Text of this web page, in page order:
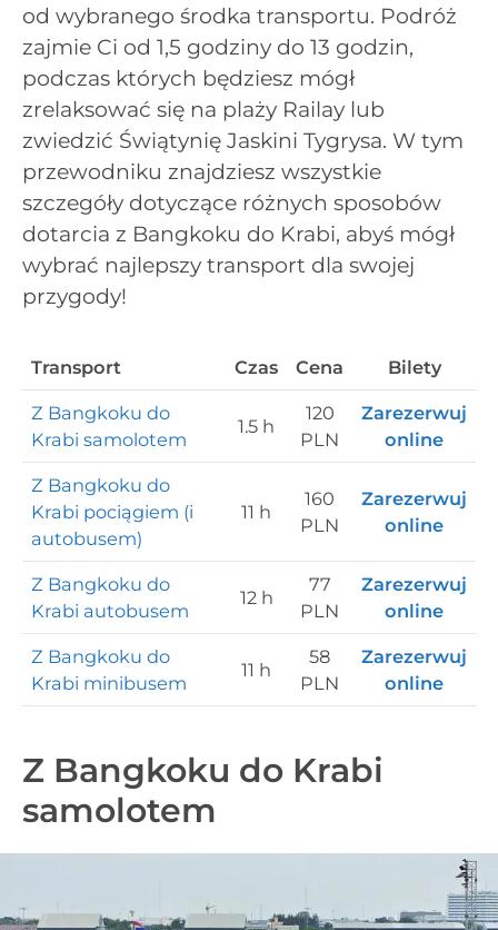
od wybranego środka transportu. Podróż
zajmie Ci od 1,5 godziny do 13 godzin,
podczas których będziesz mógł
zrelaksować się na plaży Railay lub
zwiedzić Świątynię Jaskini Tygrysa. W tym
przewodniku znajdziesz wszystkie
szczegóły dotyczące różnych sposobów
dotarcia z Bangkoku do Krabi, abyś mógł
wybrać najlepszy transport dla swojej
przygody!
Transport Czas Cena Bilety
Z Bangkoku do
Krabi samolotem
1.5 h
120
PLN
Zarezerwuj
online
Z Bangkoku do
Krabi pociągiem (i
autobusem)
11 h
160
PLN
Zarezerwuj
online
Z Bangkoku do
Krabi autobusem
12 h
77
PLN
Zarezerwuj
online
Z Bangkoku do
Krabi minibusem
11 h
58
PLN
Zarezerwuj
online
Z Bangkoku do Krabi
samolotem